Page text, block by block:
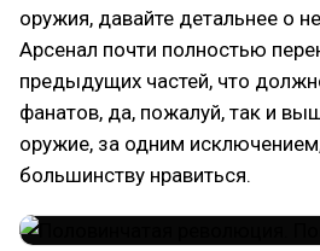
оружия, давайте детальнее о
Арсенал почти полностью
предыдущих частей, что
фанатов, да, пожалуй, так и
оружие, за одним
большинству нравиться.